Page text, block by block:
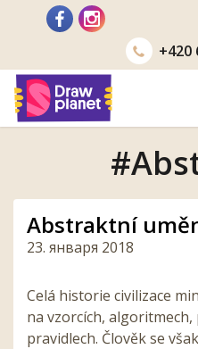
Перейти
+420
Abstraktní
23. января 2018
Celá historie civilizace
na vzorcích,
pravidlech. Člověk se